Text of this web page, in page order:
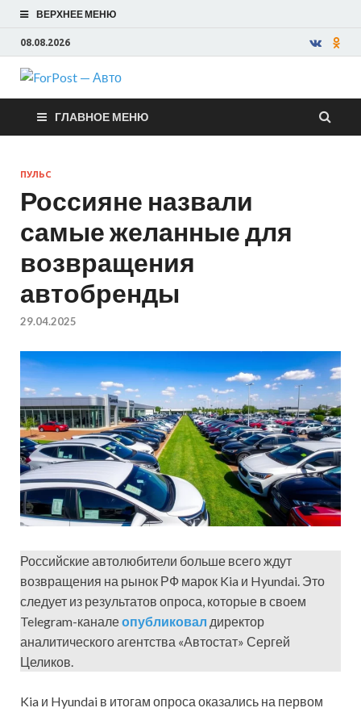
ВЕРХНЕЕ МЕНЮ
08.08.2026
ForPost —
Авто
ГЛАВНОЕ МЕНЮ
ПУЛЬС
Россияне назвали
самые желанные для
возвращения
автобренды
29.04.2025
Российские автолюбители больше всего ждут
возвращения на рынок РФ марок Kia и Hyundai. Это
следует из результатов опроса, которые в своем
Telegram-каналеопубликовал директор
аналитического агентства «Автостат» Сергей
Целиков.
Kia и Hyundai в итогам опроса оказались на первом